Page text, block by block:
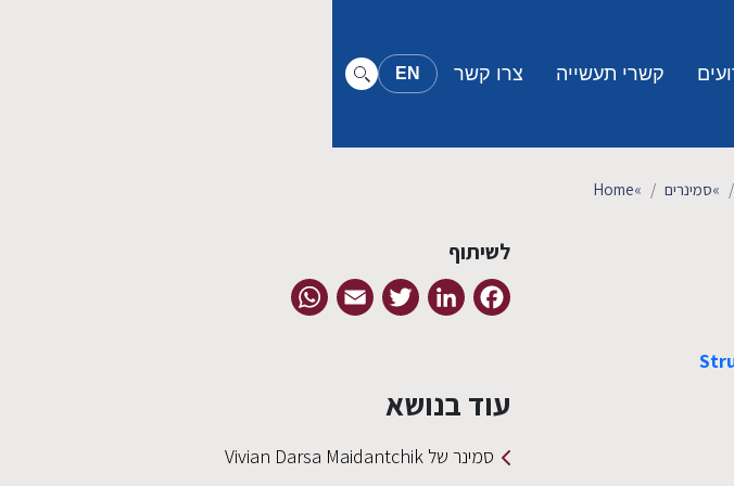
EN קשרי תעשייה צרו קשר
Home» סמינרים»
לשיתוף
Facebook
LinkedIn
Twitter
Email
עוד בנושא
סמינר של Vivian Darsa Maidantchik